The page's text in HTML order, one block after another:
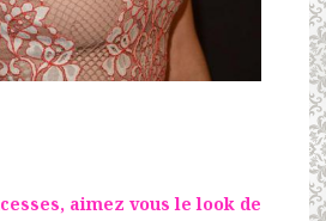
aimez vous le look de